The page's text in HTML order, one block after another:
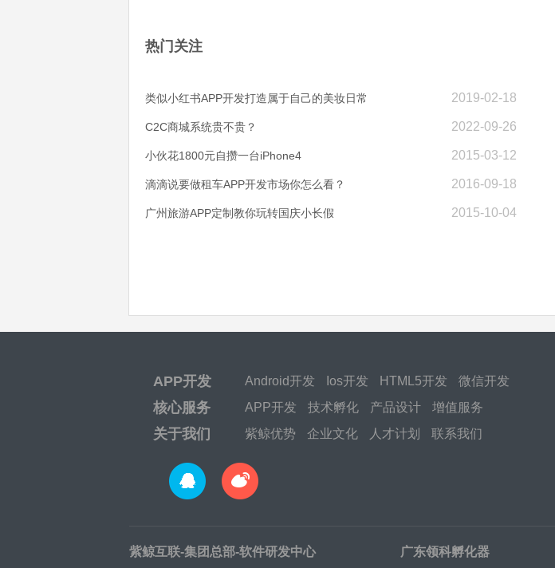
热门关注
2019-02-18
类似小红书APP开发打造属于自己的美妆日常
2022-09-26
C2C商城系统贵不贵？
2015-03-12
小伙花1800元自攒一台iPhone4
2016-09-18
滴滴说要做租车APP开发市场你怎么看？
2015-10-04
广州旅游APP定制教你玩转国庆小长假
APP开发 Android开发 Ios开发 HTML5开发 微信开发
核心服务 APP开发 技术孵化 产品设计 增值服务
关于我们 紫鲸优势 企业文化 人才计划 联系我们
紫鲸互联-集团总部-软件研发中心 广东领科孵化器